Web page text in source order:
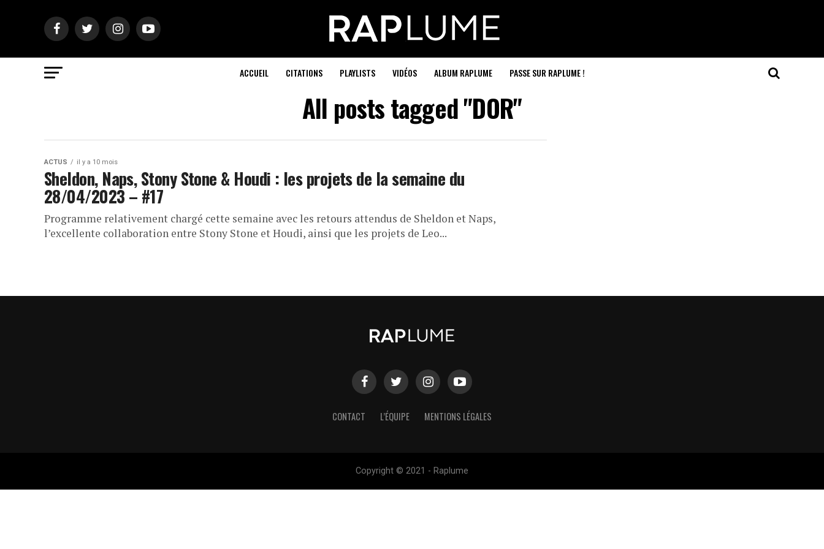
ACCUEIL CITATIONS PLAYLISTS VIDÉOS ALBUM RAPLUME PASSE SUR RAPLUME !
All posts tagged "DOR"
ACTUS il y a 10 mois
Sheldon, Naps, Stony Stone & Houdi : les projets de la semaine du
28/04/2023 – #17
Programme relativement chargé cette semaine avec les retours attendus de Sheldon et Naps,
l’excellente collaboration entre Stony Stone et Houdi, ainsi que les projets de Leo...
CONTACT L’ÉQUIPE MENTIONS LÉGALES
Copyright © 2021 - Raplume